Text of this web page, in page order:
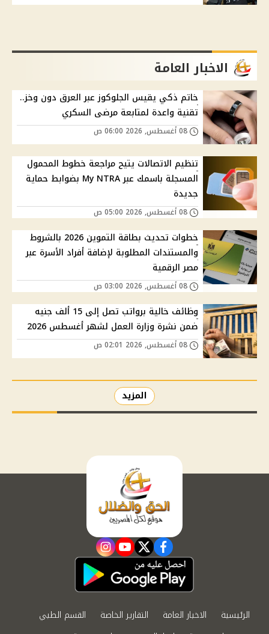
الاخبار العامة
خاتم ذكي يقيس الجلوكوز عبر العرق دون وخز..
تقنية واعدة لمتابعة مرضى السكري
تنظيم الاتصالات يتيح مراجعة خطوط المحمول
المسجلة باسمك عبر My NTRA بضوابط حماية
جديدة
خطوات تحديث بطاقة التموين 2026 بالشروط
والمستندات المطلوبة لإضافة أفراد الأسرة عبر
مصر الرقمية
وظائف خالية برواتب تصل إلى 15 ألف جنيه
ضمن نشرة وزارة العمل لشهر أغسطس 2026
المزيد
facebook
twitter
youtube
instagram
الرئيسية الاخبار العامة التقارير الخاصة
القسم الطبي